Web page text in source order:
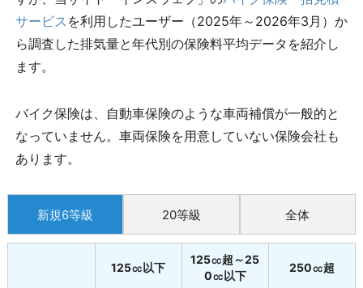
サービス を利用したユーザー（2025年～2026年3月）か
ら調査した排気量と年代別の保険料平均データを紹介し
ます。
バイク保険は、自動車保険のような車両補償が一般的と
なっていません。車両保険を用意していない保険会社も
あります。
新規6等級
125㏄以下
125㏄超～25
0㏄以下
250㏄超
20等級 全体